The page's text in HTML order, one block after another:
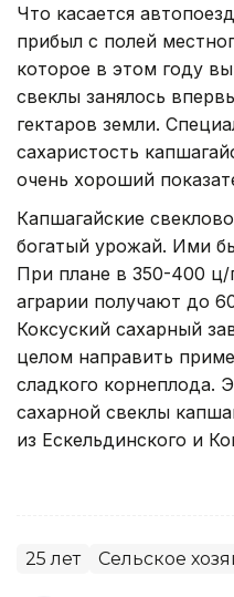
Что касается
прибыл с полей
которое в этом году
свеклы занялось
гектаров земли.
сахаристость
очень хороший
Капшагайские
богатый урожай. Ими
При плане в 350-400 ц/
аграрии получают до
Коксуский сахарный
целом направить
сладкого корнеплода.
сахарной свеклы
из Ескельдинского и
25 лет Сельское